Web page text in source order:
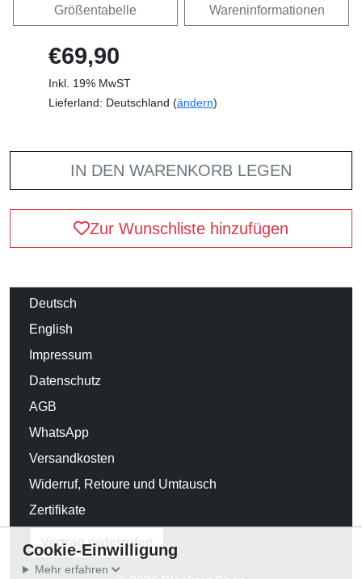
Größentabelle Wareninformationen
€69,90
Inkl. 19% MwST
Lieferland: Deutschland (ändern)
IN DEN WARENKORB LEGEN
Zur Wunschliste hinzufügen
Deutsch
English
Impressum
Datenschutz
AGB
WhatsApp
Versandkosten
Widerruf, Retoure und Umtausch
Zertifikate
Vertrag widerrufen
Cookie-Einwilligung
Mehr erfahren